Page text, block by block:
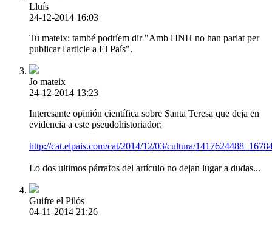
Lluís
24-12-2014 16:03
Tu mateix: també podríem dir "Amb l'INH no han parlat per
publicar l'article a El País".
Jo mateix
24-12-2014 13:23
Interesante opinión científica sobre Santa Teresa que deja en
evidencia a este pseudohistoriador:
http://cat.elpais.com/cat/2014/12/03/cultura/
Lo dos ultimos párrafos del artículo no dejan lugar a dudas...
Guifre el Pilós
04-11-2014 21:26